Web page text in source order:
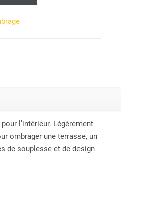
l’intérieur. Légèrement
ombrager une terrasse, un
de souplesse et de design